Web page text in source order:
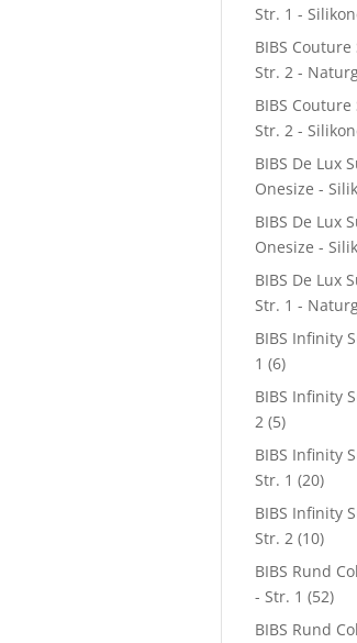
Str. 1 -
BIBS
Str. 2 -
BIBS
Str. 2 -
BIBS De Lux
Onesize -
BIBS De Lux
Onesize -
BIBS De Lux
Str. 1 -
BIBS Infinity
1 (6)
BIBS Infinity
2 (5)
BIBS Infinity
Str. 1 (20)
BIBS Infinity
Str. 2 (10)
BIBS Rund
- Str. 1 (52)
BIBS Rund